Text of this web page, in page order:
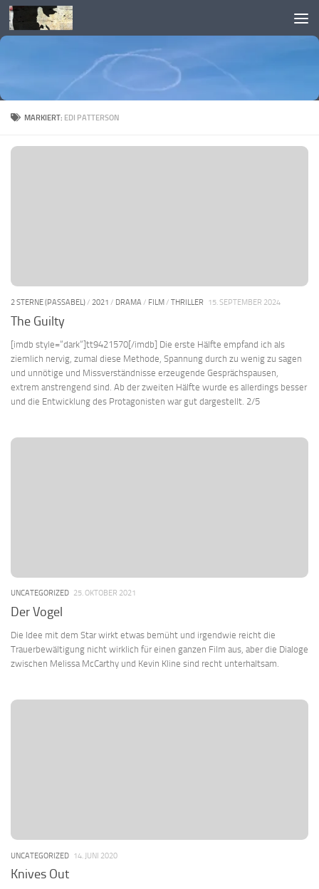
Skip to content
MARKIERT: EDI PATTERSON
2 STERNE (PASSABEL)/ 2021 / DRAMA / FILM/ THRILLER 15. SEPTEMBER 2024
The Guilty
[imdb style=“dark“]tt9421570[/imdb] Die erste Hälfte empfand ich als
ziemlich nervig, zumal diese Methode, Spannung durch zu wenig zu sagen
und unnötige und Missverständnisse erzeugende Gesprächspausen,
extrem anstrengend sind. Ab der zweiten Hälfte wurde es allerdings besser
und die Entwicklung des Protagonisten war gut dargestellt. 2/5
UNCATEGORIZED 25. OKTOBER 2021
Der Vogel
Die Idee mit dem Star wirkt etwas bemüht und irgendwie reicht die
Trauerbewältigung nicht wirklich für einen ganzen Film aus, aber die Dialoge
zwischen Melissa McCarthy und Kevin Kline sind recht unterhaltsam.
UNCATEGORIZED 14. JUNI 2020
Knives Out